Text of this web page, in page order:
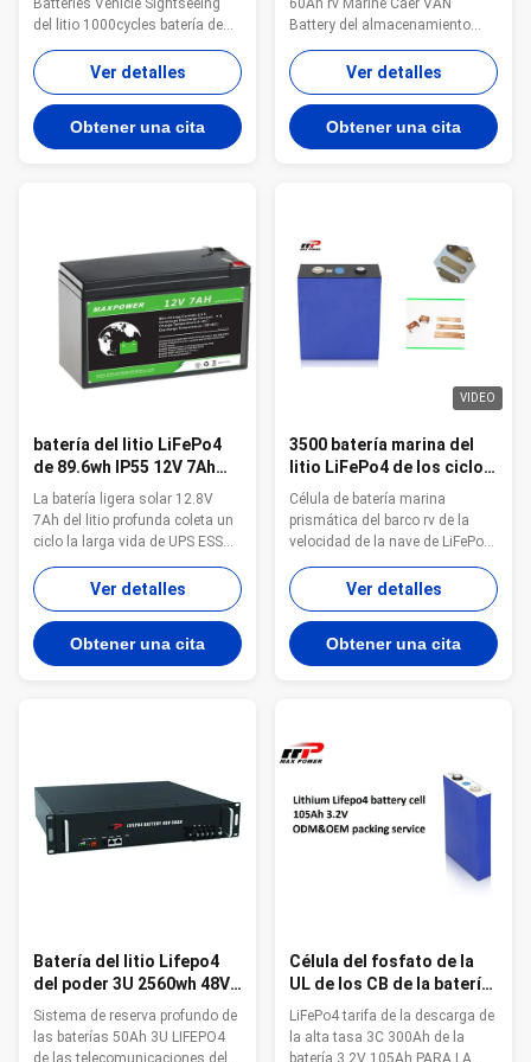
Batteries Vehicle Sightseeing
del litio 1000cycles batería de
alta velocidad del vehículo de la
serie batería resistente del
camión batería logística del
vehículo batería de visita
turístico de excursión del
autobús batería del carro de golf
Ver detalles
Obtener una cita
60Ah rv Marine Caer VAN
Battery del almacenamiento
Voltaje y funcionamiento
estables profundos de la batería
12.8V 60Ah del ciclo LiFePo4
Seleccionó célula de batería
fresca y original LiFePo4 para
asegurar calidad de gama alta
Ver detalles
Obtener una cita
batería del litio LiFePo4
de 89.6wh IP55 12V 7Ah
7.2Ah para la luz solar
La batería ligera solar 12.8V
7Ah del litio profunda coleta un
ciclo la larga vida de UPS ESS
Célula original de Ion Phosphate
Battery del litio con vida de ciclo
extralarga batería de litio
profunda del ciclo de la
capacidad usable del 100% más
de 2000 ciclos Autodescarga
Ver detalles
Obtener una cita
VIDEO
3500 batería marina del
litio LiFePo4 de los ciclos
rv 3.2V 280Ah
Célula de batería marina
prismática del barco rv de la
velocidad de la nave de LiFePo4
3.2V 280Ah Capacidad fresca y
original 280Ah de la célula de
batería del litio lifepo4 alta
Autodescarga baja y desigh
bajo de la resistencia interna
con la alta tasa 3C Vida de ciclo
Ver detalles
Obtener una cita
Batería del litio Lifepo4
del poder 3U 2560wh 48V
50Ah ESS de UPS
Sistema de reserva profundo de
las baterías 50Ah 3U LIFEPO4
de las telecomunicaciones del
Célula del fosfato de la
UL de los CB de la batería
kc del litio LiFePO4 de
PSE 3.2V 105Ah
LiFePo4 tarifa de la descarga de
la alta tasa 3C 300Ah de la
batería 3.2V 105Ah PARA LA